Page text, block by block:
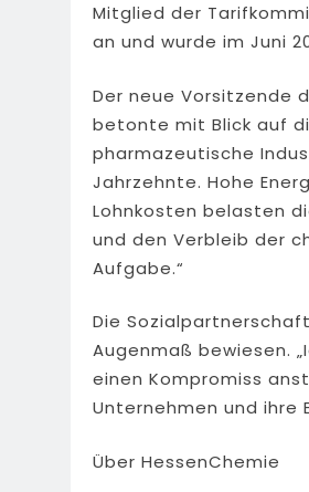
Mitglied der
an und wurde im Juni
Der neue Vorsitzende
betonte mit Blick auf
pharmazeutische
Jahrzehnte. Hohe
Lohnkosten belasten
und den Verbleib der
Aufgabe.“
Die
Augenmaß bewiesen.
einen Kompromiss
Unternehmen und ihre
Über HessenChemie